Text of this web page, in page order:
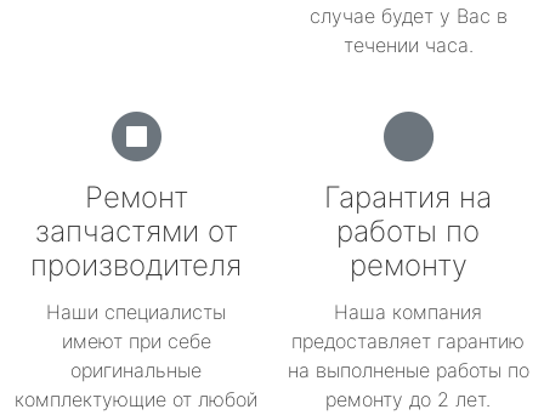
случае будет у Вас в
течении часа.
Ремонт
запчастями от
производителя
Наши специалисты
имеют при себе
оригинальные
комплектующие от любой
Гарантия на
работы по
ремонту
Наша компания
предоставляет гарантию
на выполненые работы по
ремонту до 2 лет.